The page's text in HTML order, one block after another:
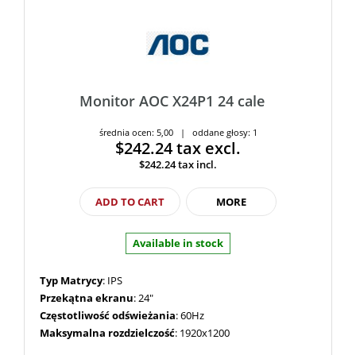
Monitor AOC X24P1 24 cale
średnia ocen: 5,00 | oddane głosy: 1
$242.24tax excl.
$242.24tax incl.
ADD TO CART MORE
Available in stock
Typ Matrycy: IPS
Przekątna ekranu: 24"
Częstotliwość odświeżania: 60Hz
Maksymalna rozdzielczość: 1920x1200